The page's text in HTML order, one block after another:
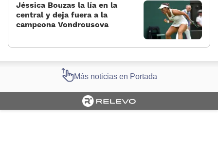
Jéssica Bouzas la lía en la
central y deja fuera a la
campeona Vondrousova
Más noticias en Portada